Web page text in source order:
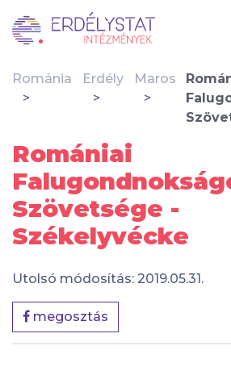
Románia Erdély Maros
Romániai
Szövetsége -
Székelyvécke
Utolsó módosítás: 2019.05.31.
megosztás